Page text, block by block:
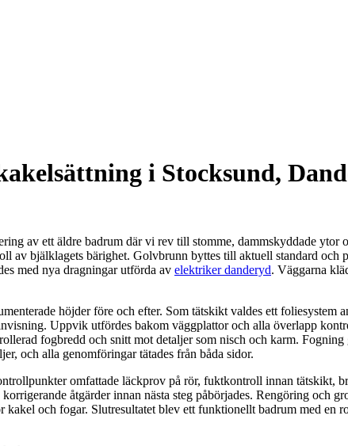
i Stocksund,
av ett äldre badrum där vi rev till stomme, dammskyddade ytor
bjälklagets bärighet. Golvbrunn byttes till aktuell standard och
med nya dragningar utförda av elektriker danderyd. Väggarna
höjder före och efter. Som tätskikt valdes ett foliesystem
Uppvik utfördes bakom väggplattor och alla överlapp
fogbredd och snitt mot detaljer som nisch och karm.
och alla genomföringar tätades från båda sidor.
omfattade läckprov på rör, fuktkontroll innan tätskikt,
åtgärder innan nästa steg påbörjades. Rengöring och
och fogar. Slutresultatet blev ett funktionellt badrum med en